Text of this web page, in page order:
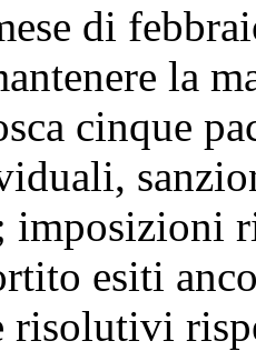
febbraio
la
cinque
esiti
risolutivi